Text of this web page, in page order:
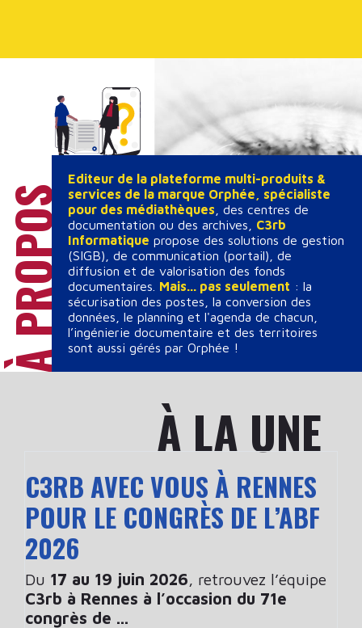
Editeur de la plateforme multi-produits &
services de la marque Orphée, spécialiste
pour des médiathèques , des centres de
documentation ou des archives, C3rb
Informatique propose des solutions de gestion
(SIGB), de communication (portail), de
diffusion et de valorisation des fonds
documentaires. Mais... pas seulement : la
sécurisation des postes, la conversion des
données, le planning et l'agenda de chacun,
l’ingénierie documentaire et des territoires
sont aussi gérés par Orphée !
À LA UNE
C3RB AVEC VOUS À RENNES
POUR LE CONGRÈS DE L’ABF
2026
Du 17 au 19 juin 2026, retrouvez l’équipe
C3rb à Rennes à l’occasion du 71e
congrès de ...